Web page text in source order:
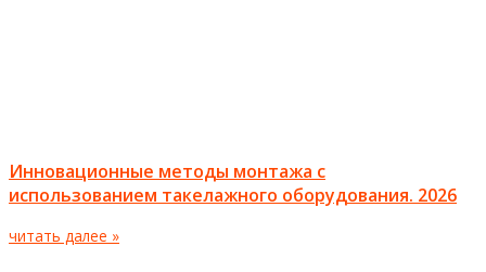
Инновационные методы монтажа с
использованием такелажного оборудования. 2026
читать далее »